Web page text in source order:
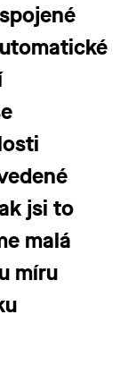
jsi to
malá
míru